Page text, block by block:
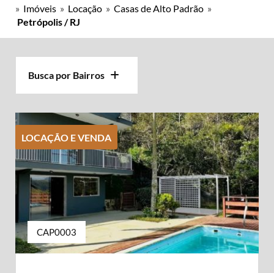
» Imóveis » Locação » Casas de Alto Padrão »
Petrópolis / RJ
Busca por Bairros
LOCAÇÃO E VENDA
CAP0003